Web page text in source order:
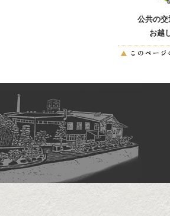
公共の
お越